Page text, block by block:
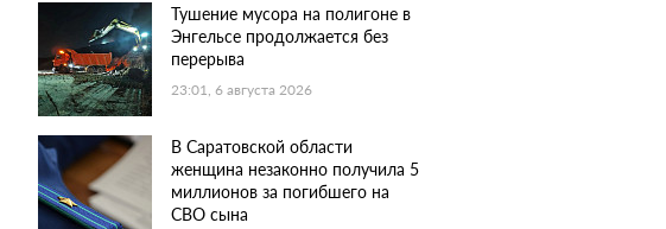
Тушение мусора на полигоне в
Энгельсе продолжается без
перерыва
23:01, 6 августа 2026
В Саратовской области
женщина незаконно получила 5
миллионов за погибшего на
СВО сына